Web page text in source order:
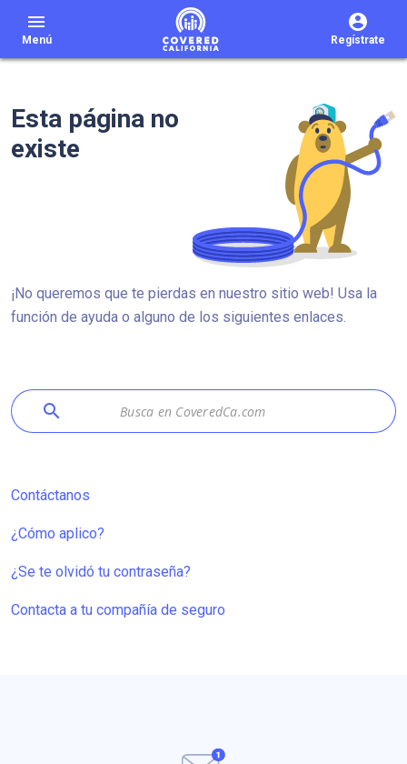
menu
Menú Regístrate
Esta página no
existe
¡No queremos que te pierdas en nuestro sitio web! Usa la
función de ayuda o alguno de los siguientes enlaces.
search
Contáctanos
¿Cómo aplico?
¿Se te olvidó tu contraseña?
Contacta a tu compañía de seguro